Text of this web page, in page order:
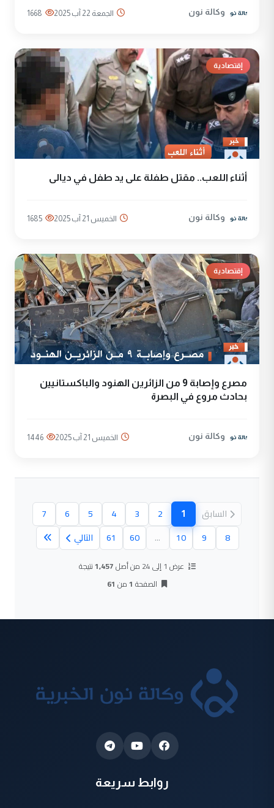
وكالة نون الجمعة 22 آب 2025 1668
إقتصادية
أثناء اللعب.. مقتل طفلة على يد طفل في ديالى
وكالة نون الخميس 21 آب 2025 1685
إقتصادية
مصرع وإصابة 9 من الزائرين الهنود والباكستانيين
بحادث مروع في البصرة
وكالة نون الخميس 21 آب 2025 1446
السابق 1
(الصفحة الحالية)
2
3
4
5
6
7
8
9
10
...
60
61 التالي
عرض 1 إلى 24 من أصل 1,457نتيجة
الصفحة 1من 61
روابط سريعة